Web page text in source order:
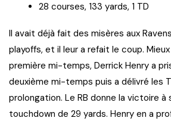
28 courses, 133 yards, 1 TD
Il avait déjà fait des misères aux
playoffs, et il leur a refait le coup.
première mi-temps, Derrick Henry a
deuxième mi-temps puis a délivré les
prolongation. Le RB donne la victoire à
touchdown de 29 yards. Henry en a